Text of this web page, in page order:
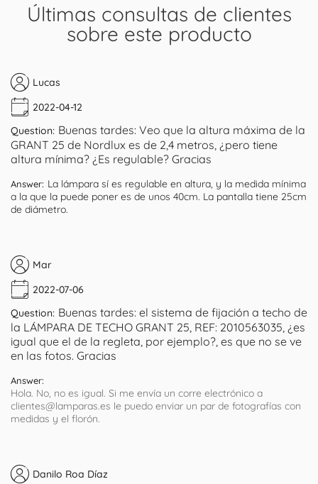
Últimas consultas de clientes
sobre este producto
Lucas
2022-04-12
Question: Buenas tardes: Veo que la altura máxima de la
GRANT 25 de Nordlux es de 2,4 metros, ¿pero tiene
altura mínima? ¿Es regulable? Gracias
Answer: La lámpara sí es regulable en altura, y la medida mínima
a la que la puede poner es de unos 40cm. La pantalla tiene 25cm
de diámetro.
Mar
2022-07-06
Question: Buenas tardes: el sistema de fijación a techo de
la LÁMPARA DE TECHO GRANT 25, REF: 2010563035, ¿es
igual que el de la regleta, por ejemplo?, es que no se ve
en las fotos. Gracias
Answer:
Hola. No, no es igual. Si me envía un corre electrónico a
clientes@lamparas.es le puedo enviar un par de fotografías con
medidas y el florón.
Danilo Roa Díaz